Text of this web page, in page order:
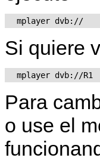
Si quiere
Para
o use el